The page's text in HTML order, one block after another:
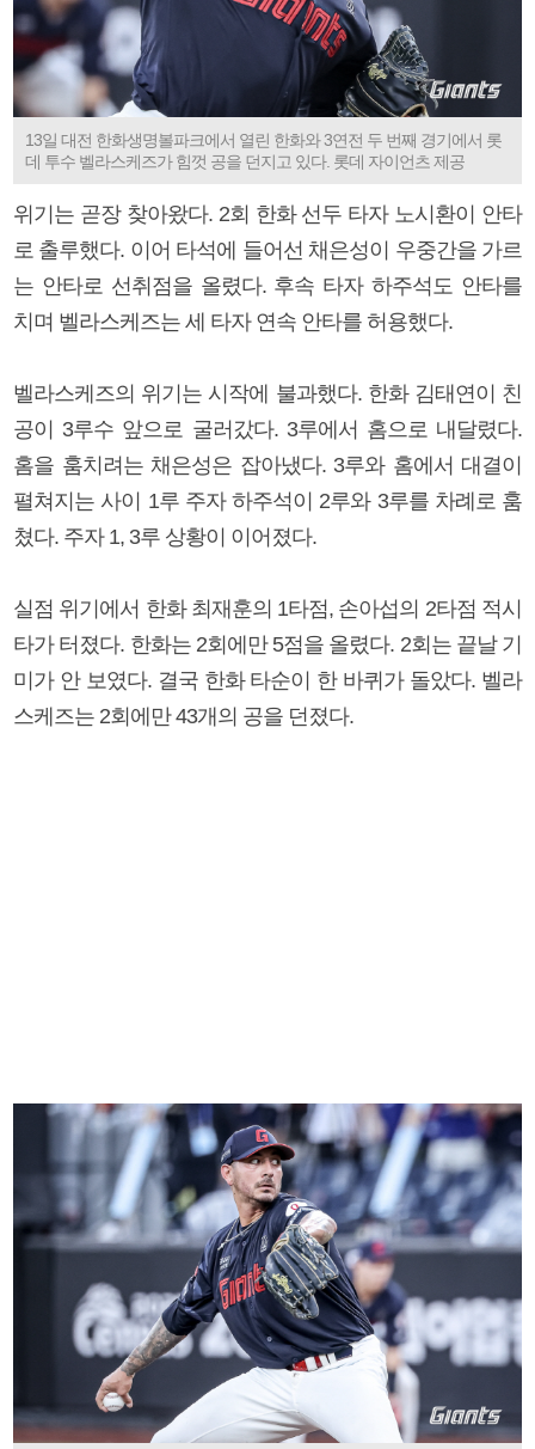
13일 대전 한화생명볼파크에서 열린 한화와 3연전 두 번째 경기에서 롯
데 투수 벨라스케즈가 힘껏 공을 던지고 있다. 롯데 자이언츠 제공
위기는 곧장 찾아왔다. 2회 한화 선두 타자 노시환이 안타
로 출루했다. 이어 타석에 들어선 채은성이 우중간을 가르
는 안타로 선취점을 올렸다. 후속 타자 하주석도 안타를
치며 벨라스케즈는 세 타자 연속 안타를 허용했다.
벨라스케즈의 위기는 시작에 불과했다. 한화 김태연이 친
공이 3루수 앞으로 굴러갔다. 3루에서 홈으로 내달렸다.
홈을 훔치려는 채은성은 잡아냈다. 3루와 홈에서 대결이
펼쳐지는 사이 1루 주자 하주석이 2루와 3루를 차례로 훔
쳤다. 주자 1, 3루 상황이 이어졌다.
실점 위기에서 한화 최재훈의 1타점, 손아섭의 2타점 적시
타가 터졌다. 한화는 2회에만 5점을 올렸다. 2회는 끝날 기
미가 안 보였다. 결국 한화 타순이 한 바퀴가 돌았다. 벨라
스케즈는 2회에만 43개의 공을 던졌다.